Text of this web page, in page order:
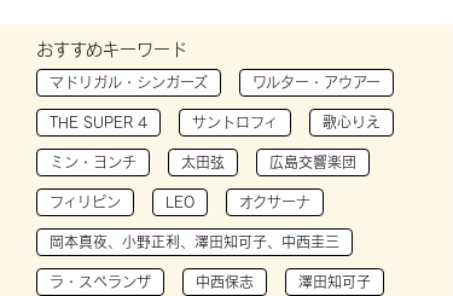
おすすめキーワード
マドリガル・シンガーズ ワルター・アウアー
THE SUPER 4 サントロフィ 歌心りえ
ミン・ヨンチ 太田弦 広島交響楽団
フィリピン LEO オクサーナ
岡本真夜、小野正利、澤田知可子、中西圭三
ラ・スペランザ 中西保志 澤田知可子